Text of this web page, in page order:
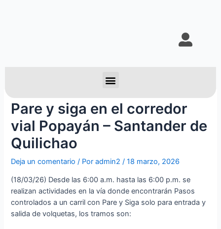
Pare y siga en el corredor
vial Popayán – Santander de
Quilichao
Deja un comentario / Poradmin2 /18 marzo, 2026
(18/03/26) Desde las 6:00 a.m. hasta las 6:00 p.m. se
realizan actividades en la vía donde encontrarán Pasos
controlados a un carril con Pare y Siga solo para entrada y
salida de volquetas, los tramos son: